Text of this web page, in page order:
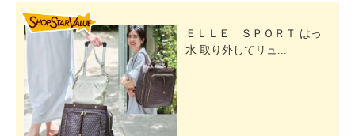
ＥＬＬＥ ＳＰＯＲＴ はっ
水 取り外してリュ...